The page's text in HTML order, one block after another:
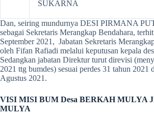
SUKARNA
Dan, seiring mundurnya DESI PIRMANA
sebagai Sekretaris Merangkap Bendahara,
September 2021, Jabatan Sekretaris
oleh Fifan Rafiadi melalui keputusan kepala
Sedangkan jabatan Direktur turut direvisi
2021 ttg bumdes) sesuai perdes 31 tahun 2021
Agustus 2021.
VISI MISI BUM Desa BERKAH MULYA
MULYA